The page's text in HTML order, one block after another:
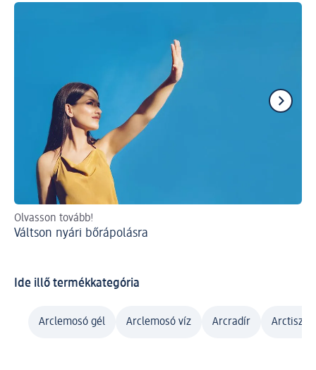
Olvasson tovább!
Váltson nyári bőrápolásra
Ide illő termékkategória
Arclemosó gél Arclemosó víz Arcradír